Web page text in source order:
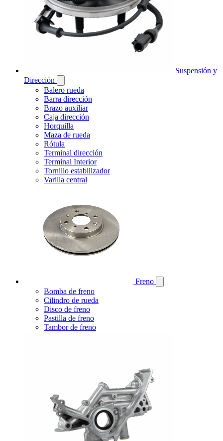
Suspensión y
Dirección
Balero rueda
Barra dirección
Brazo auxiliar
Caja dirección
Horquilla
Maza de rueda
Rótula
Terminal dirección
Terminal Interior
Tornillo estabilizador
Varilla central
Freno
Bomba de freno
Cilindro de rueda
Disco de freno
Pastilla de freno
Tambor de freno